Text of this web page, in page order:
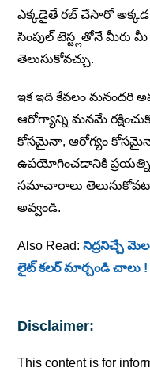
ఎక్కడైతే రబ్ చేసారో అక్కడ
సింపుల్ టెస్ట్లతోనే మీరు
తెలుసుకోవచ్చు.
ఇక ఇది కేవలం మనందరి
ఆరోగ్యాన్ని మనమే
కోసమైనా, ఆరోగ్యం కోసమైనా
ఉపయోగించడానికి
సమాచారాలు
అవ్వండి.
Also Read:నిద్రనిచ్చే
లైట్ కలర్ మార్చండి చాలు !
Disclaimer:
This content is for